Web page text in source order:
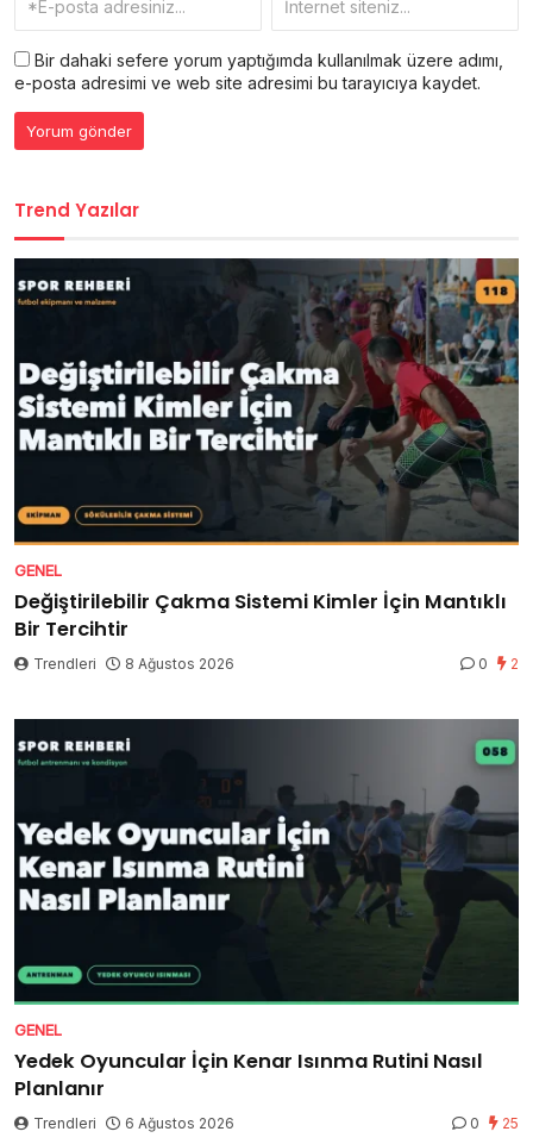
Bir dahaki sefere yorum yaptığımda kullanılmak üzere adımı,
e-posta adresimi ve web site adresimi bu tarayıcıya kaydet.
Trend Yazılar
GENEL
Değiştirilebilir Çakma Sistemi Kimler İçin Mantıklı
Bir Tercihtir
Trendleri 8 Ağustos 2026 0 2
GENEL
Yedek Oyuncular İçin Kenar Isınma Rutini Nasıl
Planlanır
Trendleri 6 Ağustos 2026 0 25